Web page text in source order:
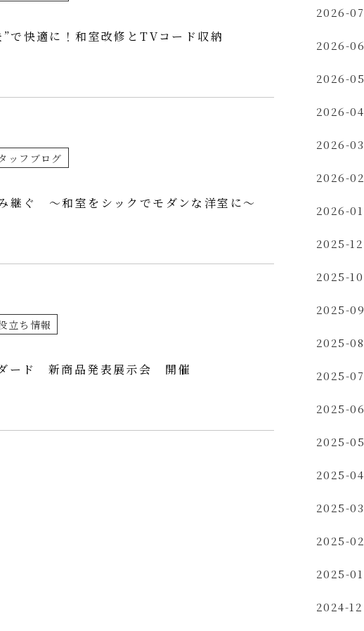
”で快適に！和室改修とTVコード収納
ッフブログ
継ぐ ～和室をシックでモダンな洋室に～
立ち情報
ード 新商品発表展示会 開催
2026-07
2026-06
2026-05
2026-04
2026-03
2026-02
2026-01
2025-12
2025-10
2025-09
2025-08
2025-07
2025-06
2025-05
2025-04
2025-03
2025-02
2025-01
2024-12